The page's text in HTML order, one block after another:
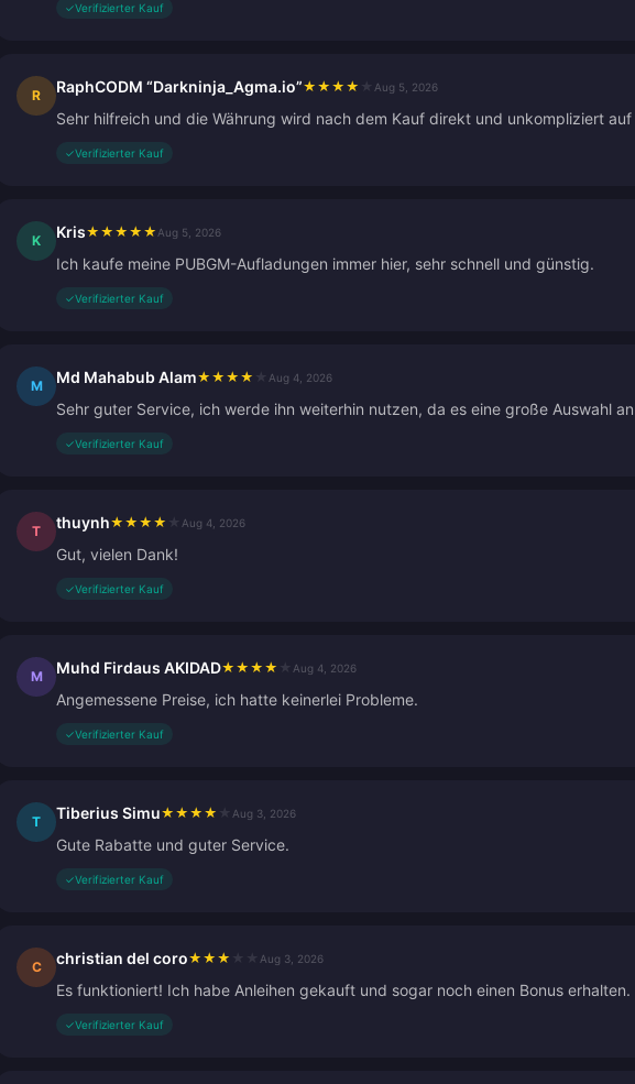
✓Verifizierter Kauf
R RaphCODM “Darkninja_Agma.io”★ ★ ★ ★ Aug 5, 2026
Sehr hilfreich und die Währung wird nach dem Kauf direkt und unkompliziert
✓Verifizierter Kauf
K Kris★ ★ ★ ★ ★ Aug 5, 2026
Ich kaufe meine PUBGM-Aufladungen immer hier, sehr schnell und günstig.
✓Verifizierter Kauf
M Md Mahabub Alam★ ★ ★ ★ Aug 4, 2026
Sehr guter Service, ich werde ihn weiterhin nutzen, da es eine große Auswahl
✓Verifizierter Kauf
T thuynh★ ★ ★ ★ Aug 4, 2026
Gut, vielen Dank!
✓Verifizierter Kauf
M Muhd Firdaus AKIDAD★ ★ ★ ★ Aug 4, 2026
Angemessene Preise, ich hatte keinerlei Probleme.
✓Verifizierter Kauf
T Tiberius Simu★ ★ ★ ★ Aug 3, 2026
Gute Rabatte und guter Service.
✓Verifizierter Kauf
C christian del coro★ ★ ★ Aug 3, 2026
Es funktioniert! Ich habe Anleihen gekauft und sogar noch einen Bonus
✓Verifizierter Kauf